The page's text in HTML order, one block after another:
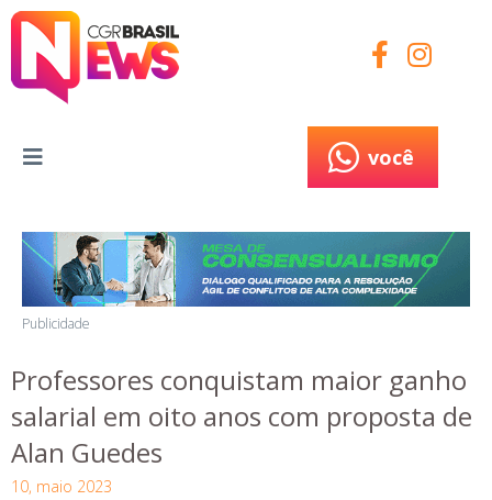
você
Publicidade
Professores conquistam maior ganho
salarial em oito anos com proposta de
Alan Guedes
10, maio 2023